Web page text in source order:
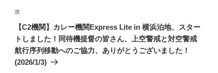
ー
シ
ョ
ン
次
の
投
稿
次
【C2機関】カレー機関Express Lite in 横浜泊地、スター
トしました！同待機提督の皆さん、上空警戒と対空警戒
航行序列移動へのご協力、ありがとうございました！
(2026/1/3)